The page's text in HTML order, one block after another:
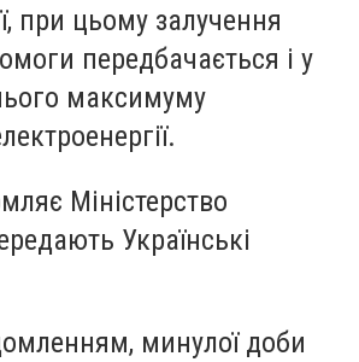
при цьому залучення
передбачається і у
максимуму
Міністерство
Українськi
минулої доби